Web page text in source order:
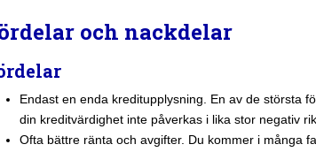
och nackdelar
Endast en enda kreditupplysning. En av de största
din kreditvärdighet inte påverkas i lika stor negativ
Ofta bättre ränta och avgifter. Du kommer i många